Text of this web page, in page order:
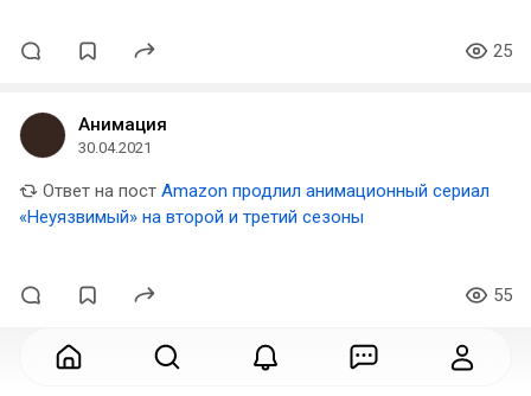
25
Анимация
30.04.2021
Ответ на пост Amazon продлил анимационный сериал
«Неуязвимый» на второй и третий сезоны
55